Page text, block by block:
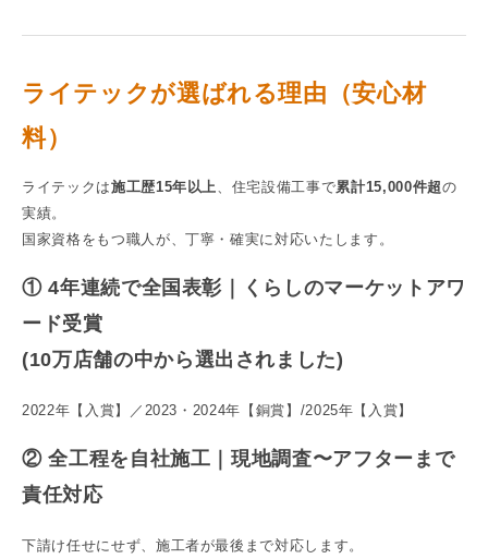
ライテックが選ばれる理由（安心材
料）
ライテックは施工歴15年以上、住宅設備工事で累計15,000件超の
実績。
国家資格をもつ職人が、丁寧・確実に対応いたします。
① 4年連続で全国表彰｜くらしのマーケットアワ
ード受賞
(10万店舗の中から選出されました)
2022年【入賞】／2023・2024年【銅賞】/2025年【入賞】
② 全工程を自社施工｜現地調査〜アフターまで
責任対応
下請け任せにせず、施工者が最後まで対応します。